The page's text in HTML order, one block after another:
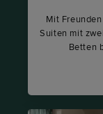
Mit
Suiten mit
Betten